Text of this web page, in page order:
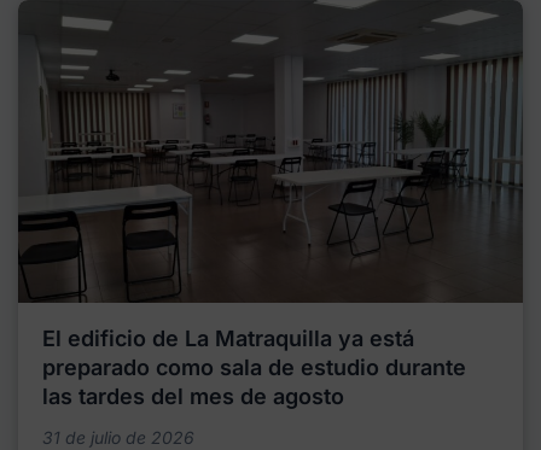
El edificio de La Matraquilla ya está
preparado como sala de estudio durante
las tardes del mes de agosto
31 de julio de 2026